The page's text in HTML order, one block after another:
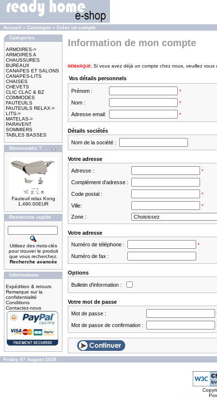
Accueil » Catalogue » Créer un compte
Catégories
ARMOIRES->
ARMOIRES A
CHAUSSURES
BUREAUX
CANAPES ET SALONS
CANAPES-LITS
CHAISES
CHEVETS
CLIC CLAC & BZ
COMMODES
FAUTEUILS
FAUTEUILS RELAX->
LITS->
MATELAS->
PARAVENT
SOMMIERS
TABLES BASSES
Nouveautés ?
Fauteuil relax Kong
1,490.00EUR
Recherche rapide
Utilisez des mots-clés
pour trouver le produit
que vous recherchez.
Recherche avancée
Informations
Expédition & retours
Remarque sur la
confidentialité
Conditions
Contactez-nous
Information de mon compte
REMARQUE: Si vous avez déjà un compte chez nous, veuillez vous
Vos détails personnels
Prénom : *
Nom : *
Adresse email: *
Détails sociétés
Nom de la société :
Votre adresse
Adresse :
*
Complément d'adresse :
Code postal :
*
Ville: *
Zone :
Votre adresse
Numéro de téléphone :
*
Numéro de fax :
Options
Bulletin d'information :
Votre mot de passe
Mot de passe :
Mot de passe de confirmation :
Friday 07 August 2026